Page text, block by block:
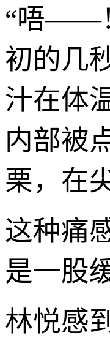
“唔——
初的几
汁在体
内部被
栗，在
这种痛
是一股
林悦感